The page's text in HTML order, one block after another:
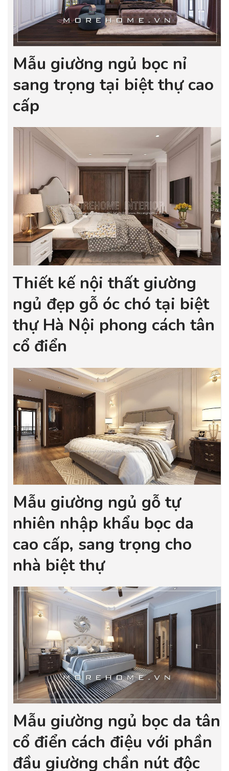
Mẫu giường ngủ bọc nỉ
sang trọng tại biệt thự cao
cấp
Thiết kế nội thất giường
ngủ đẹp gỗ óc chó tại biệt
thự Hà Nội phong cách tân
cổ điển
Mẫu giường ngủ gỗ tự
nhiên nhập khẩu bọc da
cao cấp, sang trọng cho
nhà biệt thự
Mẫu giường ngủ bọc da tân
cổ điển cách điệu với phần
đầu giường chần nút độc